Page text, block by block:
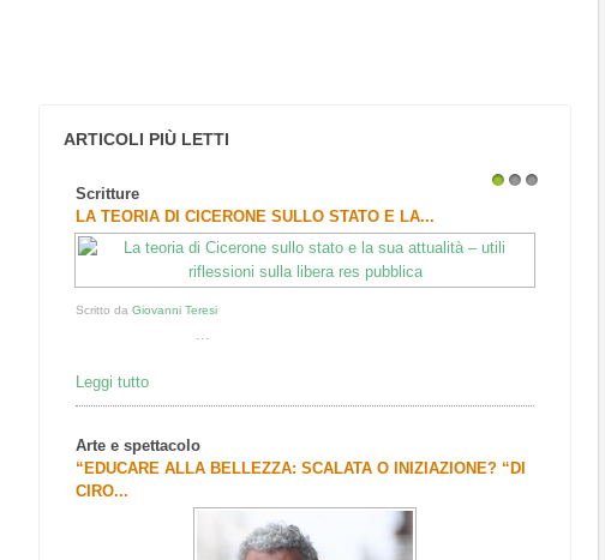
ARTICOLI PIÙ LETTI
Scritture
LA TEORIA DI CICERONE SULLO STATO E LA...
Scritto daGiovanni Teresi
...
Leggi tutto
Arte e spettacolo
“EDUCARE ALLA BELLEZZA: SCALATA O INIZIAZIONE? “DI
CIRO...